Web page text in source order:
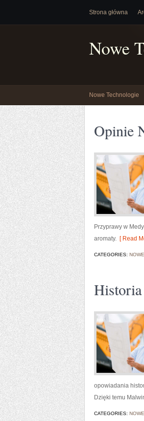
Strona główna
Nowe
Nowe Technologie
Opinie
Przyprawy w
aromaty. [ Read
CATEGORIES:
opowiadania
Dzięki temu
CATEGORIES: